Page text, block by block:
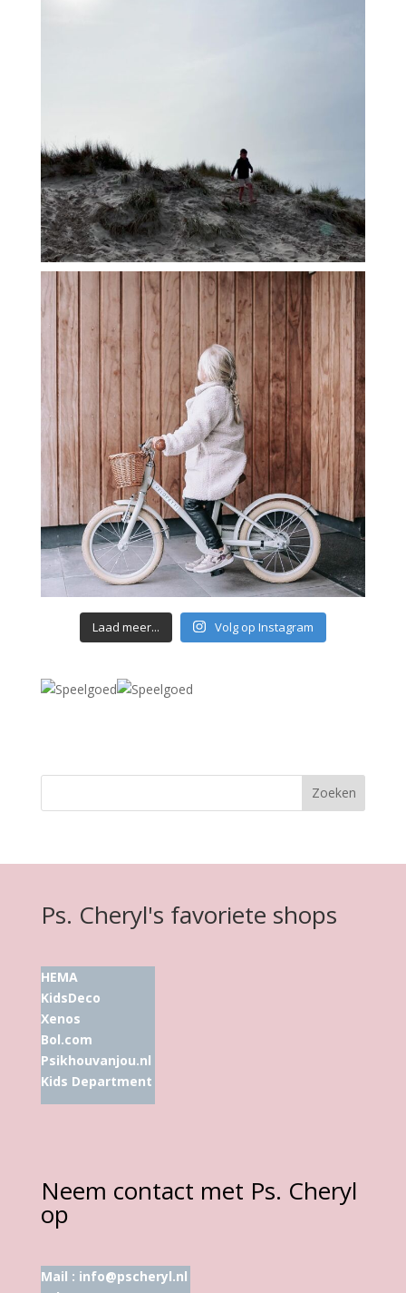
Laad meer... Volg op Instagram
Ps. Cheryl's favoriete shops
HEMA
KidsDeco
Xenos
Bol.com
Psikhouvanjou.nl
Kids Department
Neem contact met Ps. Cheryl
op
Mail : info@pscheryl.nl